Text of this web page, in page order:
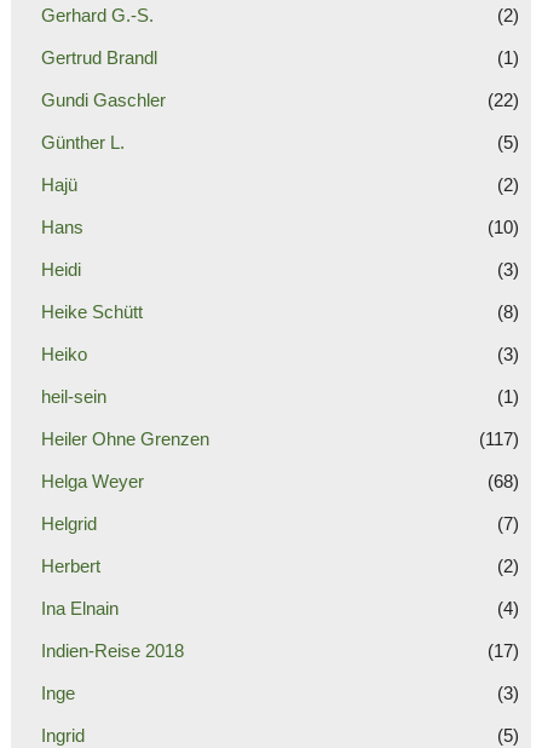
Gerhard G.-S. (2)
Gertrud Brandl (1)
Gundi Gaschler (22)
Günther L. (5)
Hajü (2)
Hans (10)
Heidi (3)
Heike Schütt (8)
Heiko (3)
heil-sein (1)
Heiler Ohne Grenzen (117)
Helga Weyer (68)
Helgrid (7)
Herbert (2)
Ina Elnain (4)
Indien-Reise 2018 (17)
Inge (3)
Ingrid (5)